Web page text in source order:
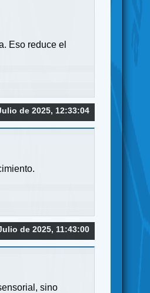
Eso reduce el
de 2025, 12:33:04
de 2025, 11:43:00
sino